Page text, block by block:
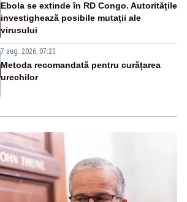
Ebola se extinde în RD Congo. Autoritățile
investighează posibile mutații ale
virusului
7 aug. 2026, 07:23
Metoda recomandată pentru curățarea
urechilor